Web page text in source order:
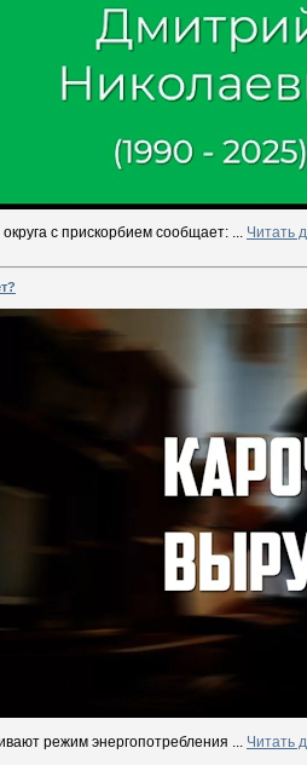
с прискорбием сообщает: ... Читать
режим энергопотребления ... Читать